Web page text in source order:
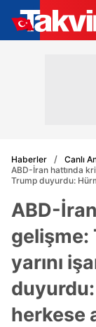
Haberler
Canlı
ABD-İran hattında
Trump duyurdu:
ABD-
gelişme:
yarını
duyurdu:
herkese